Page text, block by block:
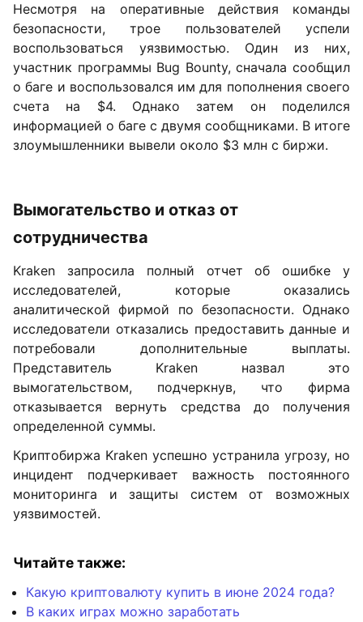
Несмотря на оперативные действия команды
безопасности, трое пользователей успели
воспользоваться уязвимостью. Один из них,
участник программы Bug Bounty, сначала сообщил
о баге и воспользовался им для пополнения своего
счета на $4. Однако затем он поделился
информацией о баге с двумя сообщниками. В итоге
злоумышленники вывели около $3 млн с биржи.
Вымогательство и отказ от
сотрудничества
Kraken запросила полный отчет об ошибке у
исследователей, которые оказались
аналитической фирмой по безопасности. Однако
исследователи отказались предоставить данные и
потребовали дополнительные выплаты.
Представитель Kraken назвал это
вымогательством, подчеркнув, что фирма
отказывается вернуть средства до получения
определенной суммы.
Криптобиржа Kraken успешно устранила угрозу, но
инцидент подчеркивает важность постоянного
мониторинга и защиты систем от возможных
уязвимостей.
Читайте также:
Какую криптовалюту купить в июне 2024 года?
В каких играх можно заработать